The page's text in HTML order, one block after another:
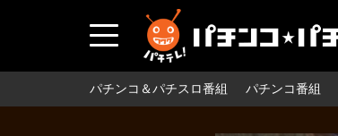
パチンコ＆パチスロ番組 パチンコ番組